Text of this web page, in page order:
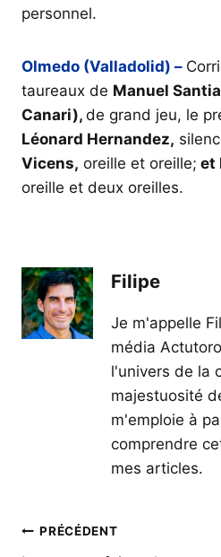
personnel.
Olmedo (Valladolid) –
taureaux de Manuel
Canari), de grand jeu, le
Léonard Hernandez,
Vicens, oreille et oreille; et
oreille et deux oreilles.
Filipe
Je m'appelle
média
l'univers de la
majestuosité
m'emploie à
comprendre
mes articles.
Navigation
PRÉCÉDENT